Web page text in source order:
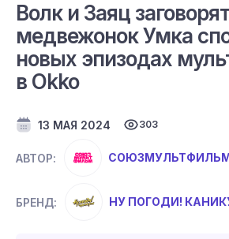
Волк и Заяц
медвежонок Умка
новых эпизодах
в Okko
13 МАЯ 2024 303
АВТОР:
БРЕНД: НУ ПОГОДИ!